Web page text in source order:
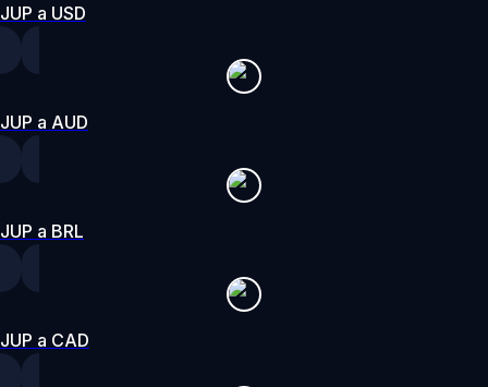
JUP a USD
JUP a AUD
JUP a BRL
JUP a CAD